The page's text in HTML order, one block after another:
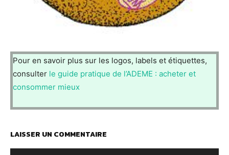
Pour en savoir plus sur les logos, labels et étiquettes,
consulter le guide pratique de l’ADEME : acheter et
consommer mieux
LAISSER UN COMMENTAIRE